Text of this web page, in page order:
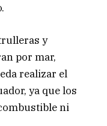
y
por mar,
realizar el
ya que los
ni